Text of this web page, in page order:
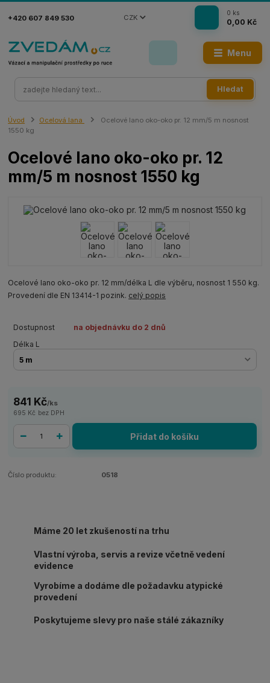
Menu
CZK
Hledat
+420 607 849 530
0 ks
0,00 Kč
Úvod Ocelová lana
Ocelové lano oko-oko pr. 12 mm/5 m nosnost
1550 kg
Ocelové lano oko-oko pr. 12
mm/5 m nosnost 1550 kg
Ocelové lano oko-oko pr. 12 mm/délka L dle výběru, nosnost 1 550 kg.
Provedení dle EN 13414-1 pozink. celý popis
Dostupnost
na objednávku do 2 dnů
Délka L
841 Kč/ks
695 Kč bez DPH
Přidat do košíku
Číslo produktu: 0518
Máme 20 let zkušeností na trhu
Vlastní výroba, servis a revize včetně vedení
evidence
Vyrobíme a dodáme dle požadavku atypické
provedení
Poskytujeme slevy pro naše stálé zákazníky